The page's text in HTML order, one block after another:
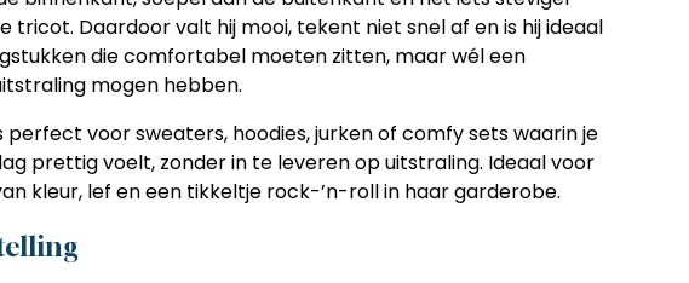
tricot. Daardoor valt hij mooi, tekent niet snel af en is hij ideaal
die comfortabel moeten zitten, maar wél een
mogen hebben.
perfect voor sweaters, hoodies, jurken of comfy sets waarin je
prettig voelt, zonder in te leveren op uitstraling. Ideaal voor
kleur, lef en een tikkeltje rock-’n-roll in haar garderobe.